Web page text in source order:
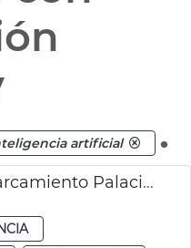
artificial .
Optimización uso aparcamiento Palacio de Congresos por el Sandbox Urbà